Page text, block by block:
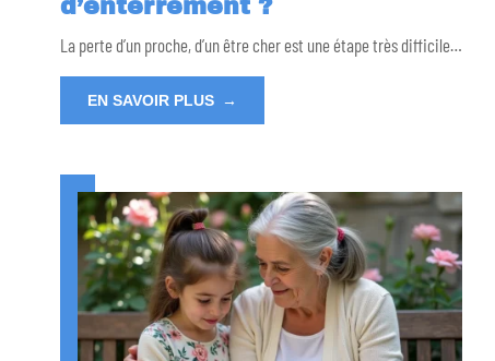
d’enterrement ?
La perte d’un proche, d’un être cher est une étape très difficile…
EN SAVOIR PLUS